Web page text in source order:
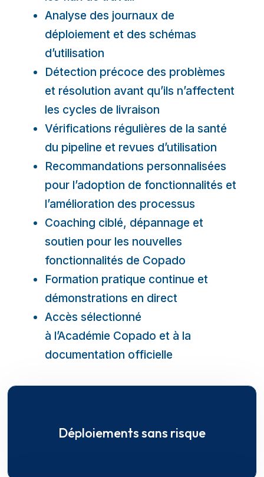
Analyse des journaux de
déploiement et des schémas
d’utilisation
Détection précoce des problèmes
et résolution avant qu’ils n’affectent
les cycles de livraison
Vérifications régulières de la santé
du pipeline et revues d’utilisation
Recommandations personnalisées
pour l’adoption de fonctionnalités et
l’amélioration des processus
Coaching ciblé, dépannage et
soutien pour les nouvelles
fonctionnalités de Copado
Formation pratique continue et
démonstrations en direct
Accès sélectionné
à l’Académie Copado et à la
documentation officielle
Déploiements sans risque